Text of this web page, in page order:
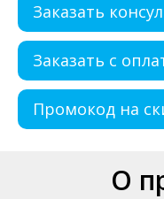
Заказать
Заказать с
Промокод на
О